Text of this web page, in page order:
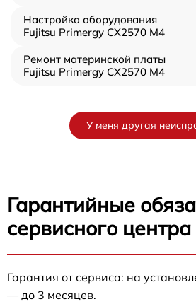
Настройка оборудования
Fujitsu Primergy CX2570 M4
Ремонт материнской платы
Fujitsu Primergy CX2570 M4
У меня другая
Гарантийные
сервисного
Гарантия от сервиса: на
— до 3 месяцев.